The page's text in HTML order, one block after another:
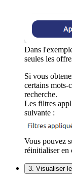
Dans
seules les
Si vous
certains mots-
recherche.
Les filtres
suivante :
Vous pouvez
réinitialiser en
3. Visualiser